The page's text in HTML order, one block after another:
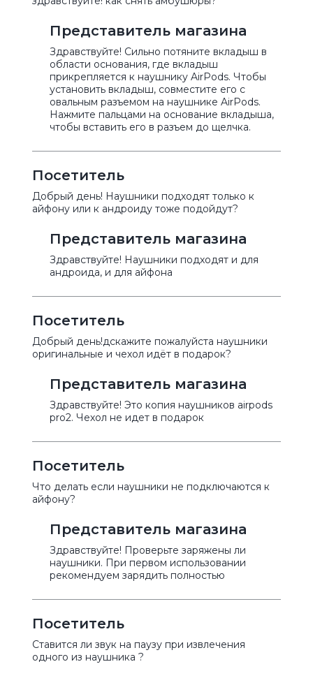
Представитель магазина
Здравствуйте! Сильно потяните вкладыш в
области основания, где вкладыш
прикрепляется к наушнику AirPods. Чтобы
установить вкладыш, совместите его с
овальным разъемом на наушнике AirPods.
Нажмите пальцами на основание вкладыша,
чтобы вставить его в разъем до щелчка.
Посетитель
Добрый день! Наушники подходят только к
айфону или к андроиду тоже подойдут?
Представитель магазина
Здравствуйте! Наушники подходят и для
андроида, и для айфона
Посетитель
Добрый день!дскажите пожалуйста наушники
оригинальные и чехол идёт в подарок?
Представитель магазина
Здравствуйте! Это копия наушников airpods
pro2. Чехол не идет в подарок
Посетитель
Что делать если наушники не подключаются к
айфону?
Представитель магазина
Здравствуйте! Проверьте заряжены ли
наушники. При первом использовании
рекомендуем зарядить полностью
Посетитель
Ставится ли звук на паузу при извлечения
одного из наушника ?